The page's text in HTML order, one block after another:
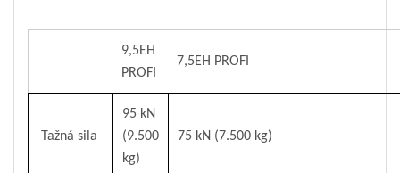
9,5EH
PROFI
7,5EH PROFI
Tažná sila
95 kN
(9.500
kg)
75 kN (7.500 kg)